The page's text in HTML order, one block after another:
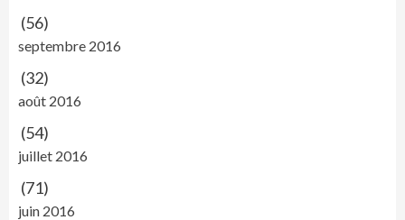
(56)
septembre 2016
(32)
août 2016
(54)
juillet 2016
(71)
juin 2016